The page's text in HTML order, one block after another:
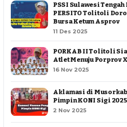
PSSI Sulawesi
PERSITO Tolitoli
Bursa Ketum Asprov
11 Des 2025
PORKAB II Tolitoli
Atlet Menuju Porprov
16 Nov 2025
Aklamasi di
Pimpin KONI Sigi
2 Nov 2025